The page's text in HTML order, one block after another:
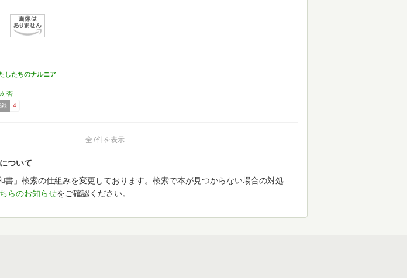
したちのナルニア
杏
録 4
全7件を表示
ついて
書」検索の仕組みを変更しております。検索で本が見つからない場合の対処
らのお知らせをご確認ください。